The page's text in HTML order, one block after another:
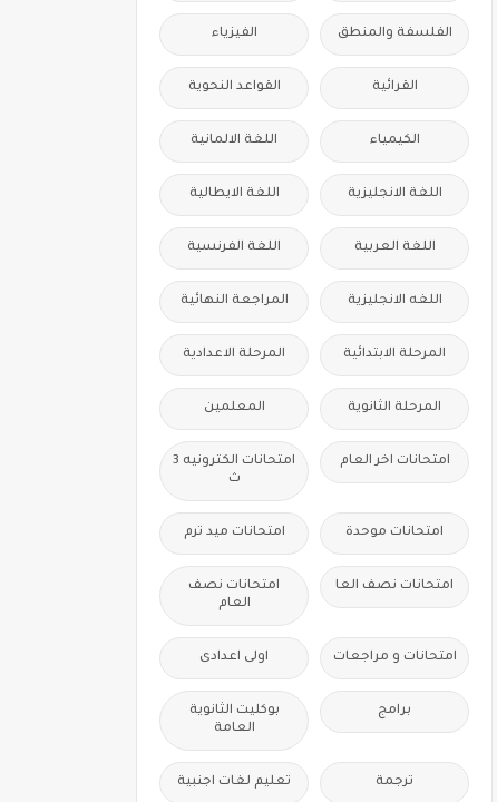
الفلسفة والمنطق الفيزياء
القرائية القواعد النحوية
الكيمياء اللغة الالمانية
اللغة الانجليزية اللغة الايطالية
اللغة العربية اللغة الفرنسية
اللغه الانجليزية المراجعة النهائية
المرحلة الابتدائية المرحلة الاعدادية
المرحلة الثانوية المعلمين
امتحانات اخر العام
امتحانات الكترونيه 3
ث
امتحانات موحدة امتحانات ميد ترم
امتحانات نصف العا
امتحانات نصف
العام
امتحانات و مراجعات اولى اعدادى
برامج
بوكليت الثانوية
العامة
ترجمة تعليم لغات اجنبية